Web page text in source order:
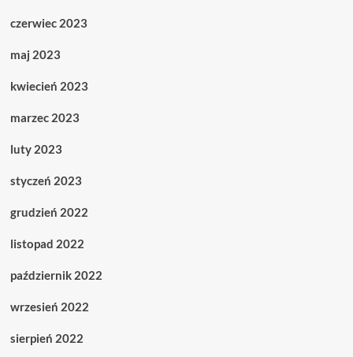
czerwiec 2023
maj 2023
kwiecień 2023
marzec 2023
luty 2023
styczeń 2023
grudzień 2022
listopad 2022
październik 2022
wrzesień 2022
sierpień 2022